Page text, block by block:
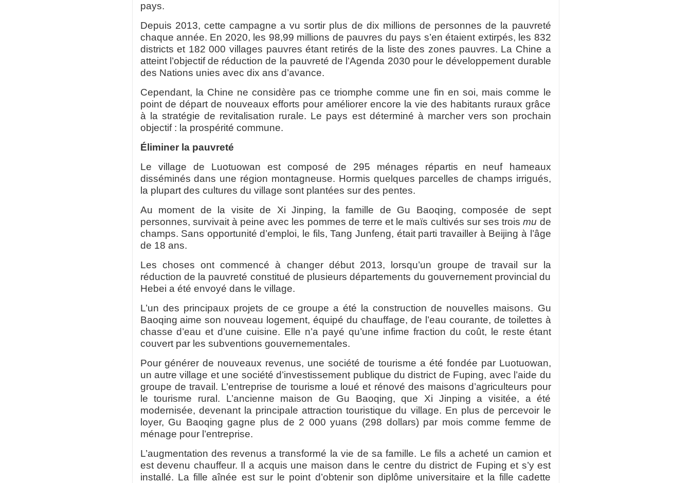
pays.
Depuis 2013, cette campagne a vu sortir plus de dix millions de personnes de la pauvreté
chaque année. En 2020, les 98,99 millions de pauvres du pays s’en étaient extirpés, les 832
districts et 182 000 villages pauvres étant retirés de la liste des zones pauvres. La Chine a
atteint l’objectif de réduction de la pauvreté de l’Agenda 2030 pour le développement durable
des Nations unies avec dix ans d’avance.
Cependant, la Chine ne considère pas ce triomphe comme une fin en soi, mais comme le
point de départ de nouveaux efforts pour améliorer encore la vie des habitants ruraux grâce
à la stratégie de revitalisation rurale. Le pays est déterminé à marcher vers son prochain
objectif : la prospérité commune.
Éliminer la pauvreté
Le village de Luotuowan est composé de 295 ménages répartis en neuf hameaux
disséminés dans une région montagneuse. Hormis quelques parcelles de champs irrigués,
la plupart des cultures du village sont plantées sur des pentes.
Au moment de la visite de Xi Jinping, la famille de Gu Baoqing, composée de sept
personnes, survivait à peine avec les pommes de terre et le maïs cultivés sur ses troismu de
champs. Sans opportunité d’emploi, le fils, Tang Junfeng, était parti travailler à Beijing à l’âge
de 18 ans.
Les choses ont commencé à changer début 2013, lorsqu’un groupe de travail sur la
réduction de la pauvreté constitué de plusieurs départements du gouvernement provincial du
Hebei a été envoyé dans le village.
L’un des principaux projets de ce groupe a été la construction de nouvelles maisons. Gu
Baoqing aime son nouveau logement, équipé du chauffage, de l’eau courante, de toilettes à
chasse d’eau et d’une cuisine. Elle n’a payé qu’une infime fraction du coût, le reste étant
couvert par les subventions gouvernementales.
Pour générer de nouveaux revenus, une société de tourisme a été fondée par Luotuowan,
un autre village et une société d’investissement publique du district de Fuping, avec l’aide du
groupe de travail. L’entreprise de tourisme a loué et rénové des maisons d’agriculteurs pour
le tourisme rural. L’ancienne maison de Gu Baoqing, que Xi Jinping a visitée, a été
modernisée, devenant la principale attraction touristique du village. En plus de percevoir le
loyer, Gu Baoqing gagne plus de 2 000 yuans (298 dollars) par mois comme femme de
ménage pour l’entreprise.
L’augmentation des revenus a transformé la vie de sa famille. Le fils a acheté un camion et
est devenu chauffeur. Il a acquis une maison dans le centre du district de Fuping et s’y est
installé. La fille aînée est sur le point d’obtenir son diplôme universitaire et la fille cadette